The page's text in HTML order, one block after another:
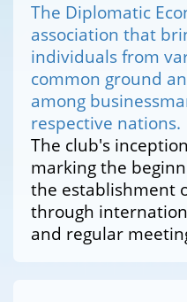
The Diplomatic
association that
individuals from
common ground
among
respective nations.
The club's
marking the
the establishment
through
and regular